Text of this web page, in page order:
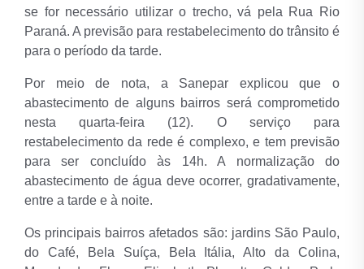
se for necessário utilizar o trecho, vá pela Rua Rio
Paraná. A previsão para restabelecimento do trânsito é
para o período da tarde.
Por meio de nota, a Sanepar explicou que o
abastecimento de alguns bairros será comprometido
nesta quarta-feira (12). O serviço para
restabelecimento da rede é complexo, e tem previsão
para ser concluído às 14h. A normalização do
abastecimento de água deve ocorrer, gradativamente,
entre a tarde e à noite.
Os principais bairros afetados são: jardins São Paulo,
do Café, Bela Suíça, Bela Itália, Alto da Colina,